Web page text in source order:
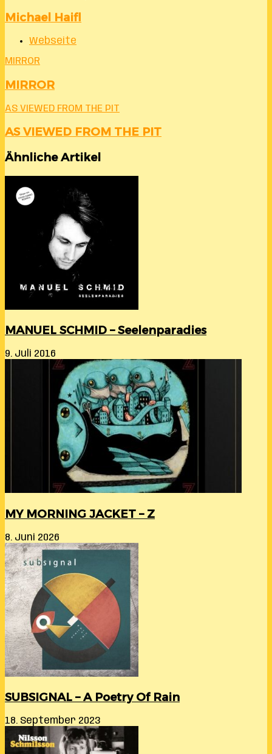
Michael Haifl
Webseite
MIRROR
MIRROR
AS VIEWED FROM THE PIT
AS VIEWED FROM THE PIT
Ähnliche Artikel
MANUEL SCHMID – Seelenparadies
9. Juli 2016
MY MORNING JACKET – Z
8. Juni 2026
SUBSIGNAL – A Poetry Of Rain
18. September 2023